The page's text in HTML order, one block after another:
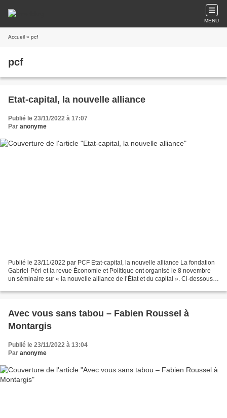
MENU
Accueil » pcf
pcf
Etat-capital, la nouvelle alliance
Publié le 23/11/2022 à 17:07
Par anonyme
Publié le 23/11/2022 par PCF Etat-capital, la nouvelle alliance La fondation
Gabriel-Péri et la revue Économie et Politique ont organisé le 8 novembre
un séminaire sur « la nouvelle alliance de l’État et du capital ». Ci-dessous,
Avec vous sans tabou – Fabien Roussel à
Montargis
Publié le 23/11/2022 à 13:04
Par anonyme